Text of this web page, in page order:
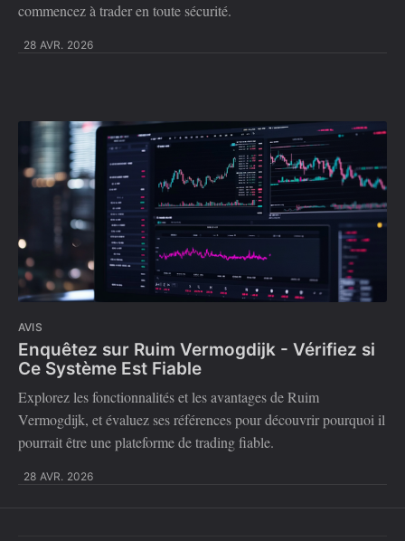
commencez à trader en toute sécurité.
28 AVR. 2026
AVIS
Enquêtez sur Ruim Vermogdijk - Vérifiez si
Ce Système Est Fiable
Explorez les fonctionnalités et les avantages de Ruim
Vermogdijk, et évaluez ses références pour découvrir pourquoi il
pourrait être une plateforme de trading fiable.
28 AVR. 2026